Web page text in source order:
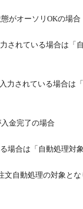
がオーソリOKの場合
れている場合は「
されている場合は
金完了の場合
場合は「自動処理対
自動処理の対象とな